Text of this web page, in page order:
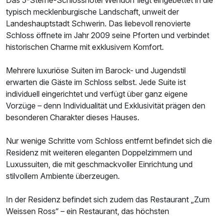
Ausstattung
Zusatznächte
Für 3 Tage p.P. ab219,00 €
Einzelzimmer Nebenhaus
1 Erwachsenen
Ausstattung
typisch mecklenburgische Landschaft, unweit der
Landeshauptstadt Schwerin. Das liebevoll renovierte
Schloss öffnete im Jahr 2009 seine Pforten und verbindet
historischen Charme mit exklusivem Komfort.
Mehrere luxuriöse Suiten im Barock- und Jugendstil
erwarten die Gäste im Schloss selbst. Jede Suite ist
individuell eingerichtet und verfügt über ganz eigene
Vorzüge – denn Individualität und Exklusivität prägen den
besonderen Charakter dieses Hauses.
Nur wenige Schritte vom Schloss entfernt befindet sich die
Residenz mit weiteren eleganten Doppelzimmern und
Luxussuiten, die mit geschmackvoller Einrichtung und
stilvollem Ambiente überzeugen.
In der Residenz befindet sich zudem das Restaurant „Zum
Weissen Ross“ – ein Restaurant, das höchsten